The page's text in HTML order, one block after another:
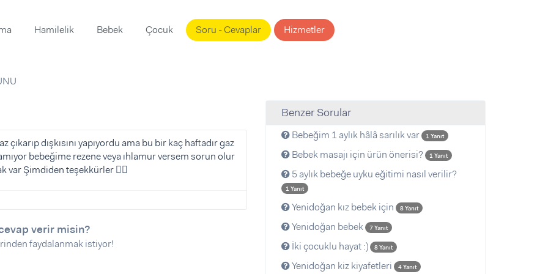
Hamilelik Bebek Çocuk Soru - Cevaplar Hizmetler
dışkısını yapıyordu ama bu bir kaç haftadır gaz
bebeğime rezene veya ıhlamur versem sorun olur
var Şimdiden teşekkürler ✌🏿
verir misin?
faydalanmak istiyor!
Benzer Sorular
Bebeğim 1 aylık hâlâ sarılık var 1 Yanıt
Bebek masajı için ürün önerisi? 1 Yanıt
5 aylık bebeğe uyku eğitimi nasıl verilir?
1 Yanıt
Yenidoğan kız bebek için 8 Yanıt
Yenidoğan bebek 7 Yanıt
İki çocuklu hayat :) 8 Yanıt
Yenidoğan kiz kiyafetleri 4 Yanıt